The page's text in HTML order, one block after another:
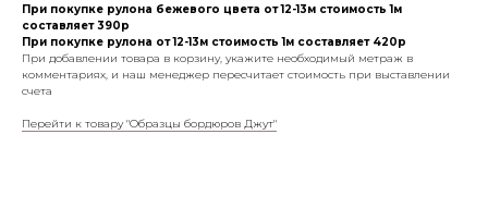
При покупке рулона бежевого цвета от 12-13м стоимость 1м
составляет 390р
При покупке рулона от 12-13м стоимость 1м составляет 420р
При добавлении товара в корзину, укажите необходимый метраж в
комментариях, и наш менеджер пересчитает стоимость при выставлении
счета
Перейти к товару "Образцы бордюров Джут"